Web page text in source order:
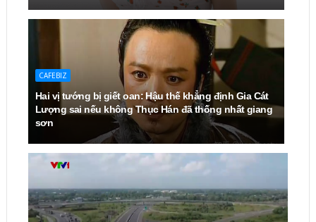
CAFEBIZ
Hai vị tướng bị giết oan: Hậu thế khẳng định Gia Cát
Lượng sai nếu không Thục Hán đã thống nhất giang
sơn